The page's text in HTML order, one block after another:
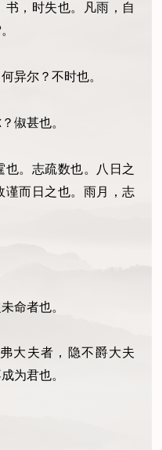
书，时失也。凡雨，自
异尔？不时也。
俶甚也。
也。志疏数也。八日之
谨而日之也。雨月，志
命者也。
大夫者，隐不爵大夫
为君也。